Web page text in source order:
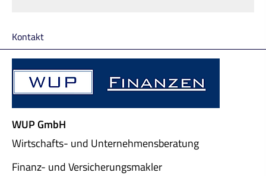
Kontakt
WUP GmbH
Wirtschafts- und Unternehmensberatung
Finanz- und Ver­sicherungs­makler